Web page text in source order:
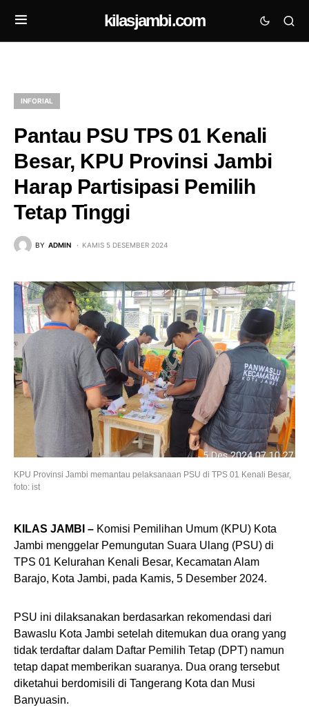
kilasjambi.com
INFORIAL
Pantau PSU TPS 01 Kenali
Besar, KPU Provinsi Jambi
Harap Partisipasi Pemilih
Tetap Tinggi
BY ADMIN KAMIS 5 DESEMBER 2024
KPU Provinsi Jambi memantau pelaksanaan PSU di TPS 01 Kenali Besar,
foto: ist
KILAS JAMBI – Komisi Pemilihan Umum (KPU) Kota
Jambi menggelar Pemungutan Suara Ulang (PSU) di
TPS 01 Kelurahan Kenali Besar, Kecamatan Alam
Barajo, Kota Jambi, pada Kamis, 5 Desember 2024.
PSU ini dilaksanakan berdasarkan rekomendasi dari
Bawaslu Kota Jambi setelah ditemukan dua orang yang
tidak terdaftar dalam Daftar Pemilih Tetap (DPT) namun
tetap dapat memberikan suaranya. Dua orang tersebut
diketahui berdomisili di Tangerang Kota dan Musi
Banyuasin.